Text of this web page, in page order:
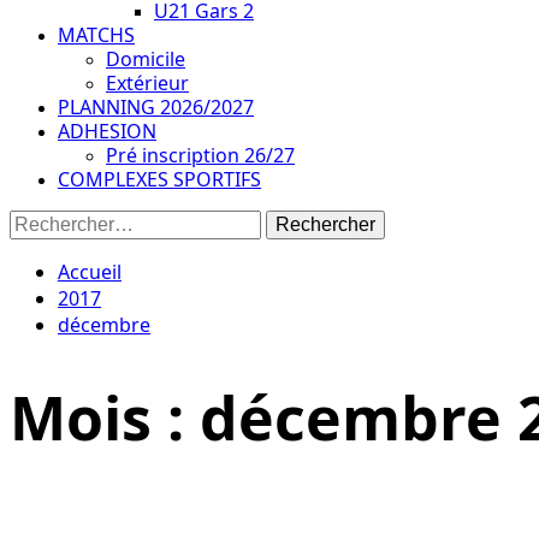
U21 Gars 2
MATCHS
Domicile
Extérieur
PLANNING 2026/2027
ADHESION
Pré inscription 26/27
COMPLEXES SPORTIFS
Rechercher :
Accueil
2017
décembre
Mois : décembre